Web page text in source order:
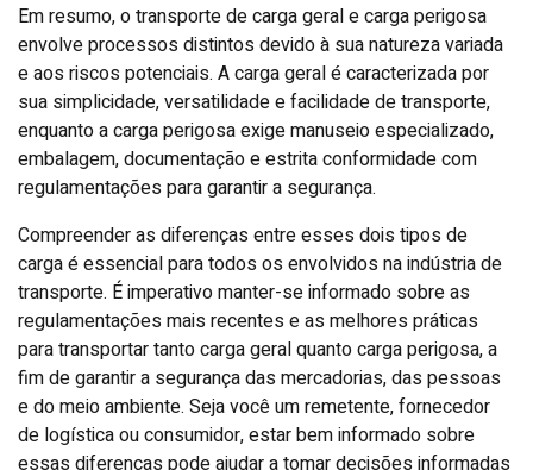
Em resumo, o transporte de carga geral e carga perigosa
envolve processos distintos devido à sua natureza variada
e aos riscos potenciais. A carga geral é caracterizada por
sua simplicidade, versatilidade e facilidade de transporte,
enquanto a carga perigosa exige manuseio especializado,
embalagem, documentação e estrita conformidade com
regulamentações para garantir a segurança.
Compreender as diferenças entre esses dois tipos de
carga é essencial para todos os envolvidos na indústria de
transporte. É imperativo manter-se informado sobre as
regulamentações mais recentes e as melhores práticas
para transportar tanto carga geral quanto carga perigosa, a
fim de garantir a segurança das mercadorias, das pessoas
e do meio ambiente. Seja você um remetente, fornecedor
de logística ou consumidor, estar bem informado sobre
essas diferenças pode ajudar a tomar decisões informadas